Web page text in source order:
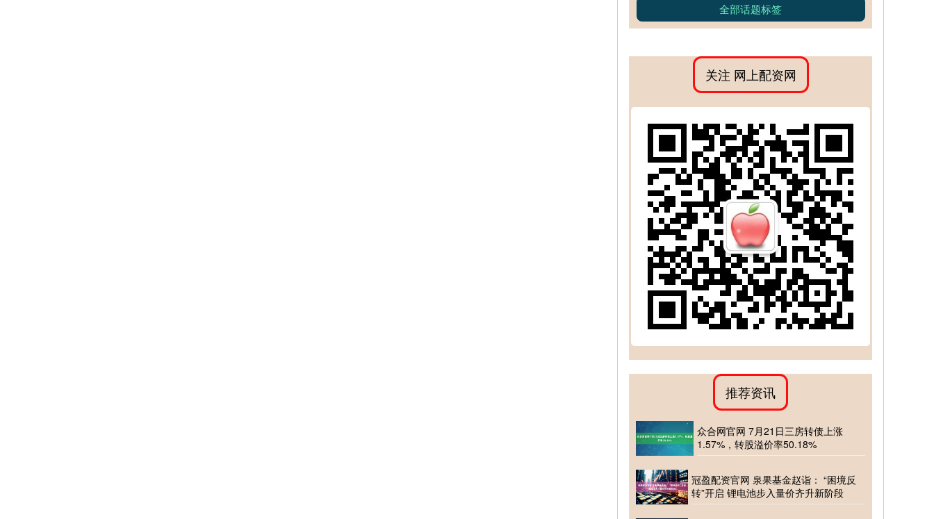
全部话题标签
关注 网上配资网
推荐资讯
众合网官网 7月21日三房转债上涨
1.57%，转股溢价率50.18%
冠盈配资官网 泉果基金赵诣： “困境反
转”开启 锂电池步入量价齐升新阶段